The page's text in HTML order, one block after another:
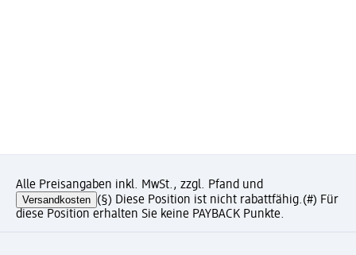
Alle Preisangaben inkl. MwSt., zzgl. Pfand und
Versandkosten (§) Diese Position ist nicht rabattfähig.(#) Für
diese Position erhalten Sie keine PAYBACK Punkte.